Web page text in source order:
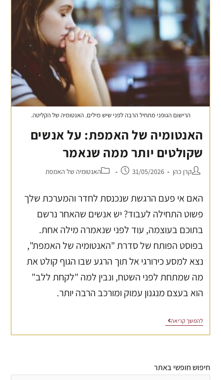
הרישום הגופני מתחיל הרבה לפני שיש מילים. האנטומיה של הקליטה.
האנטומיה של האמפת: על אנשים
שקולטים יותר ממה שנאמר
קרן כהן 31/05/2026 האנטומיה של האמפת
האם אי פעם הרגשת שנכנסת לחדר והמערכת שלך
פשוט התחילה לעבוד? יש אנשים שהאחר נרשם
בתוכם בעוצמה, עוד לפני שנאמרה מילה אחת.
בפוסט הפותח של סדרת "האנטומיה של האמפת",
נצא למסע כירורגי אל תוך הרגע שבו הגוף קולט את
מה שמתחת לפני השטח, ונבין למה "לקחת ללב"
הוא בעצם מנגנון עמוק ומורכב הרבה יותר.
להמשך קריאה
חיפוש חופשי באתר